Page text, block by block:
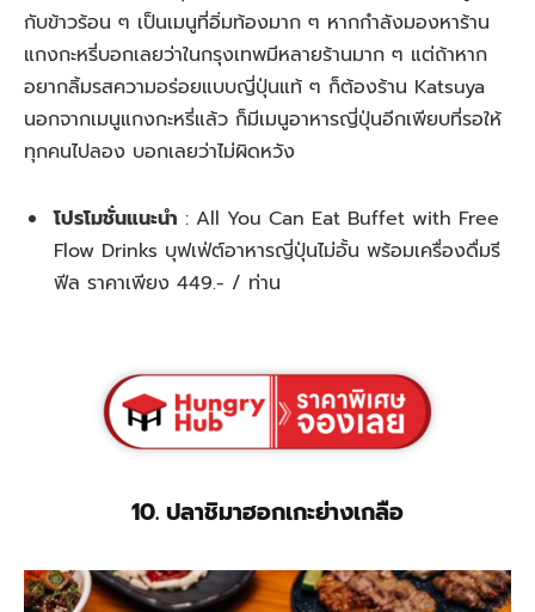
กับข้าวร้อน ๆ เป็นเมนูที่อิ่มท้องมาก ๆ หากกำลังมองหาร้าน
แกงกะหรี่บอกเลยว่าในกรุงเทพมีหลายร้านมาก ๆ แต่ถ้าหาก
อยากลิ้มรสความอร่อยแบบญี่ปุ่นแท้ ๆ ก็ต้องร้าน Katsuya
นอกจากเมนูแกงกะหรี่แล้ว ก็มีเมนูอาหารญี่ปุ่นอีกเพียบที่รอให้
ทุกคนไปลอง บอกเลยว่าไม่ผิดหวัง
โปรโมชั่นแนะนำ : All You Can Eat Buffet with Free
Flow Drinks บุฟเฟ่ต์อาหารญี่ปุ่นไม่อั้น พร้อมเครื่องดื่มรี
ฟีล ราคาเพียง 449.- / ท่าน
10. ปลาชิมาฮอกเกะย่างเกลือ